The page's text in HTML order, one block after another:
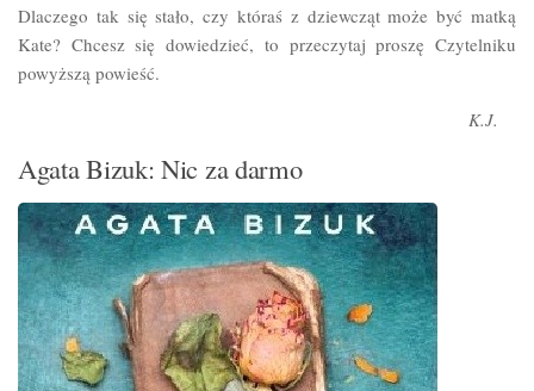
Dlaczego tak się stało, czy któraś z dziewcząt może być matką
Kate? Chcesz się dowiedzieć, to przeczytaj proszę Czytelniku
powyższą powieść.
K.J.
Agata Bizuk: Nic za darmo